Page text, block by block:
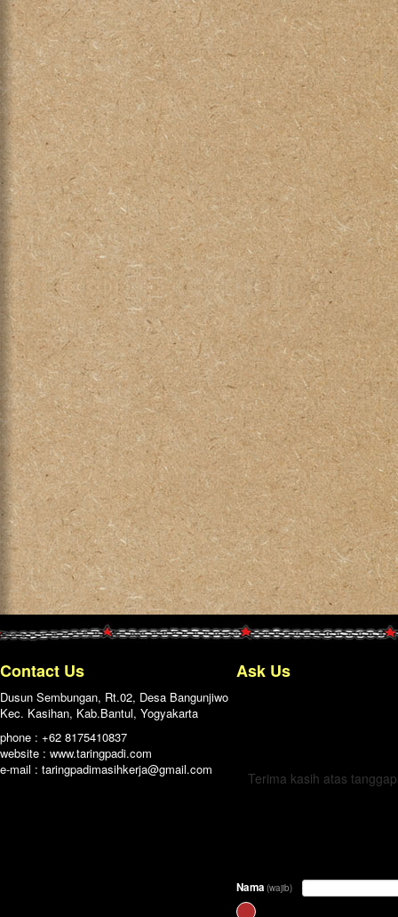
Contact Us
Dusun Sembungan, Rt.02, Desa Bangunjiwo
Kec. Kasihan, Kab.Bantul, Yogyakarta
phone : +62 8175410837
website : www.taringpadi.com
e-mail : taringpadimasihkerja@gmail.com
Ask Us
Terima kasih atas
Nama (wajib)